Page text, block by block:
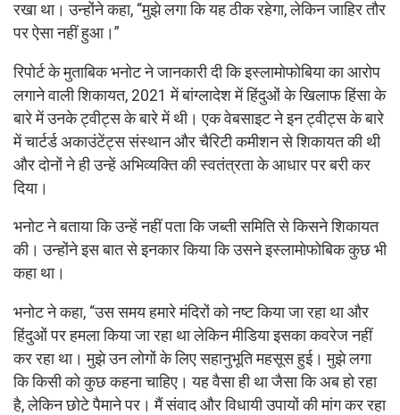
रखा था। उन्होंने कहा, “मुझे लगा कि यह ठीक रहेगा, लेकिन जाहिर तौर
पर ऐसा नहीं हुआ।”
रिपोर्ट के मुताबिक भनोट ने जानकारी दी कि इस्लामोफोबिया का आरोप
लगाने वाली शिकायत, 2021 में बांग्लादेश में हिंदुओं के खिलाफ हिंसा के
बारे में उनके ट्वीट्स के बारे में थी। एक वेबसाइट ने इन ट्वीट्स के बारे
में चार्टर्ड अकाउंटेंट्स संस्थान और चैरिटी कमीशन से शिकायत की थी
और दोनों ने ही उन्हें अभिव्यक्ति की स्वतंत्रता के आधार पर बरी कर
दिया।
भनोट ने बताया कि उन्हें नहीं पता कि जब्ती समिति से किसने शिकायत
की। उन्होंने इस बात से इनकार किया कि उसने इस्लामोफोबिक कुछ भी
कहा था।
भनोट ने कहा, “उस समय हमारे मंदिरों को नष्ट किया जा रहा था और
हिंदुओं पर हमला किया जा रहा था लेकिन मीडिया इसका कवरेज नहीं
कर रहा था। मुझे उन लोगों के लिए सहानुभूति महसूस हुई। मुझे लगा
कि किसी को कुछ कहना चाहिए। यह वैसा ही था जैसा कि अब हो रहा
है, लेकिन छोटे पैमाने पर। मैं संवाद और विधायी उपायों की मांग कर रहा